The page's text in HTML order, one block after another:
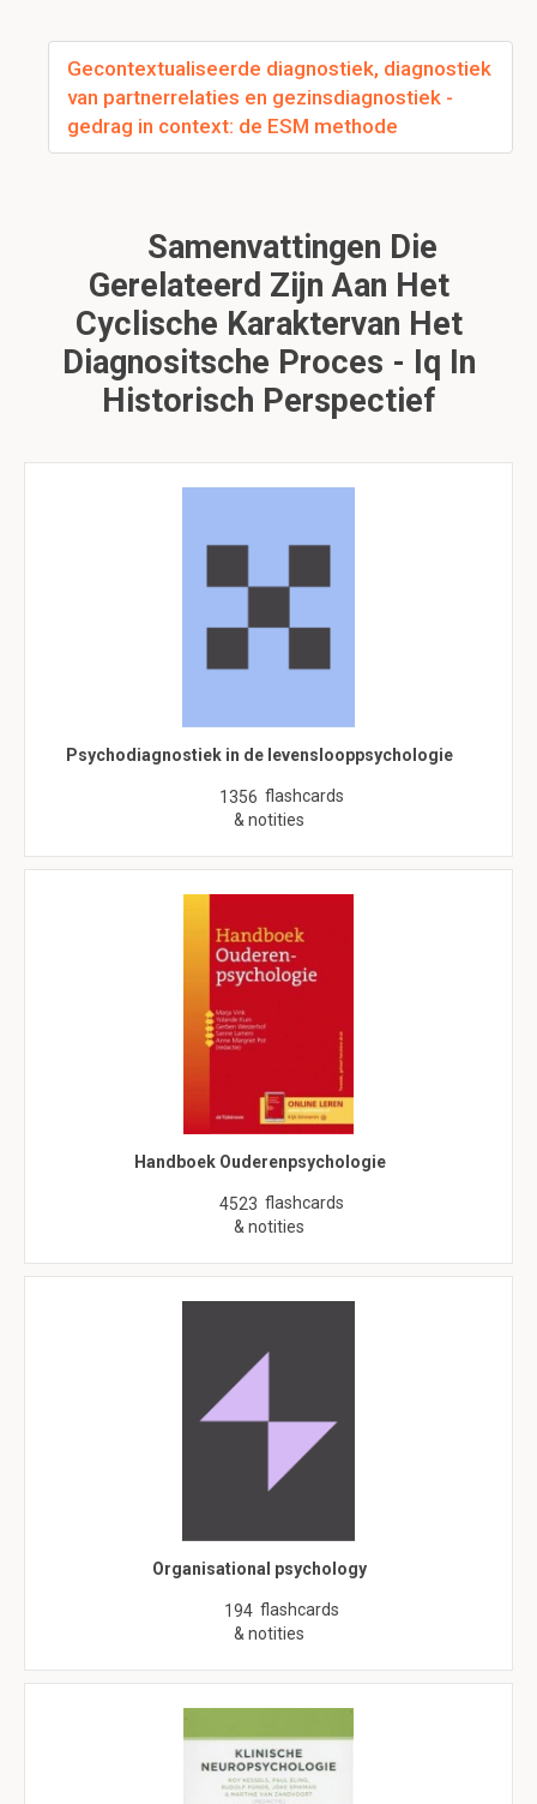
Gecontextualiseerde diagnostiek, diagnostiek
van partnerrelaties en gezinsdiagnostiek -
gedrag in context: de ESM methode
Samenvattingen Die
Gerelateerd Zijn Aan Het
Cyclische Karaktervan Het
Diagnositsche Proces - Iq In
Historisch Perspectief
Psychodiagnostiek in de levenslooppsychologie
1356 flashcards
& notities
Handboek Ouderenpsychologie
4523 flashcards
& notities
Organisational psychology
194 flashcards
& notities